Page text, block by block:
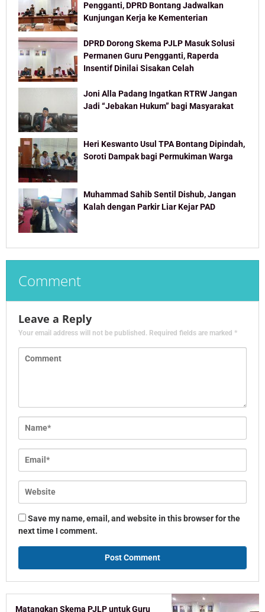
Pengganti, DPRD Bontang Jadwalkan
Kunjungan Kerja ke Kementerian
DPRD Dorong Skema PJLP Masuk Solusi
Permanen Guru Pengganti, Raperda
Insentif Dinilai Sisakan Celah
Joni Alla Padang Ingatkan RTRW Jangan
Jadi “Jebakan Hukum” bagi Masyarakat
Heri Keswanto Usul TPA Bontang Dipindah,
Soroti Dampak bagi Permukiman Warga
Muhammad Sahib Sentil Dishub, Jangan
Kalah dengan Parkir Liar Kejar PAD
Comment
Leave a Reply
Your email address will not be published. Required fields are marked *
Save my name, email, and website in this browser for the
next time I comment.
Matangkan Skema PJLP untuk Guru